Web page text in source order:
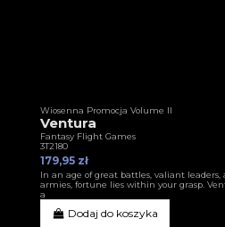
Wiosenna Promocja Volume II
Ventura
Fantasy Flight Games
3T2180
179,95 zł
In an age of great battles, valiant
armies, fortune lies within your grasp.
a
Dodaj do koszyka